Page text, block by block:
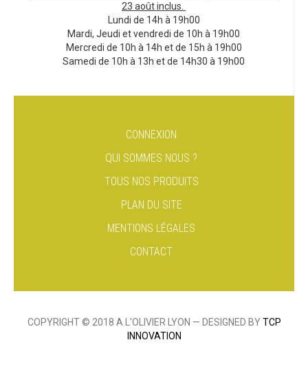
23 août inclus.
Lundi de 14h à 19h00
Mardi, Jeudi et vendredi de 10h à 19h00
Mercredi de 10h à 14h et de 15h à 19h00
Samedi de 10h à 13h et de 14h30 à 19h00
CONNEXION
QUI SOMMES NOUS ?
TOUS NOS PRODUITS
PLAN DU SITE
MENTIONS LÉGALES
CONTACT
COPYRIGHT © 2018 A L'OLIVIER LYON — DESIGNED BYTCP
INNOVATION